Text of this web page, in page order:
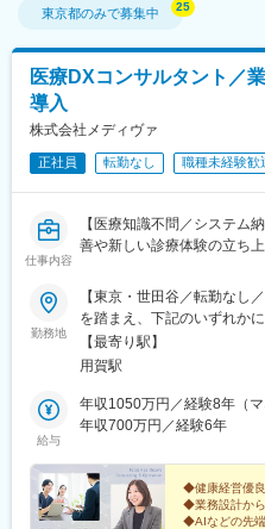
東京都のみで募集中
医療DXコンサルタント／
導入
株式会社メディヴァ
正社員 転勤なし 職種未経験歓
仕事内容
【医療知識不問／システム
善や新しい診療体験の立ち
勤務地
【東京・世田谷／転勤なし
を踏まえ、下記のいずれか
事業部 分室東京都世田谷
1Fアクセス：東急田園都市
OK（週1日程度）※配属先や
中心となる場合もあります※
煙対策：敷地内禁煙
【最寄り駅】
用賀駅
給与
年収1050万円／経験8年（マ
年収700万円／経験6年
◆健康経営優
◆業務設計か
◆AIなどの先